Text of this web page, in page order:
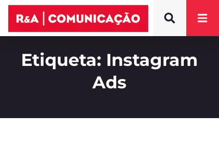
Etiqueta: Instagram
Ads